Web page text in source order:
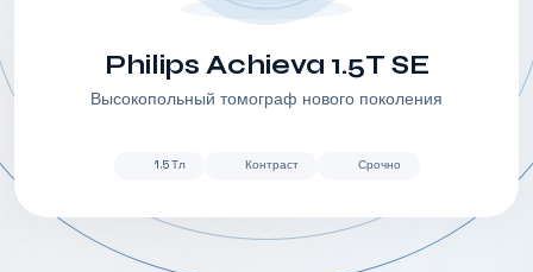
Philips Achieva 1.5T SE
Высокопольный томограф нового поколения
1.5 Тл Контраст Срочно